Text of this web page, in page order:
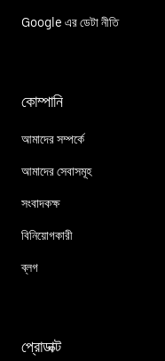
Google এর ডেটা নীতি
কোম্পানি
আমাদের সম্পর্কে
আমাদের সেবাসমূহ
সংবাদকক্ষ
বিনিয়োগকারী
ব্লগ
প্রোডাক্ট